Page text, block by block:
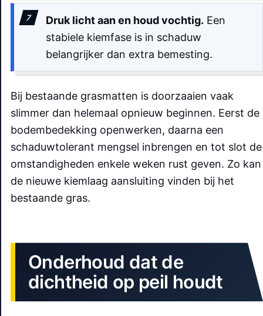
Druk licht aan en houd vochtig. Een
stabiele kiemfase is in schaduw
belangrijker dan extra bemesting.
Bij bestaande grasmatten is doorzaaien vaak
slimmer dan helemaal opnieuw beginnen. Eerst de
bodembedekking openwerken, daarna een
schaduwtolerant mengsel inbrengen en tot slot de
omstandigheden enkele weken rust geven. Zo kan
de nieuwe kiemlaag aansluiting vinden bij het
bestaande gras.
Onderhoud dat de
dichtheid op peil houdt